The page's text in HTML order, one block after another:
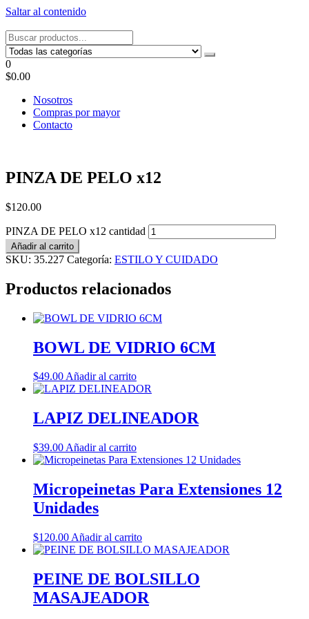
Saltar al contenido
Tel: 22087679 – Cel: 097 822122 – Joaquín Requena 2459
0
$0.00
Nosotros
Compras por mayor
Contacto
PINZA DE PELO x12
$120.00
PINZA DE PELO x12 cantidad
Añadir al carrito
SKU: 35.227 Categoría: ESTILO Y CUIDADO
Productos relacionados
BOWL DE VIDRIO 6CM
$49.00Añadir al carrito
LAPIZ DELINEADOR
$39.00 Añadir al carrito
Micropeinetas Para Extensiones 12
Unidades
$120.00 Añadir al carrito
PEINE DE BOLSILLO
MASAJEADOR